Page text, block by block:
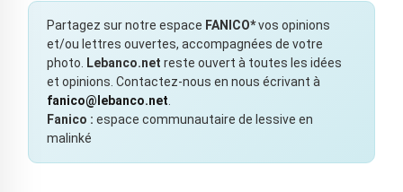
Partagez sur notre espace FANICO*vos opinions
et/ou lettres ouvertes, accompagnées de votre
photo.
Lebanco.net reste ouvert à toutes les idées
et opinions. Contactez-nous en nous écrivant à
fanico@lebanco.net
Fanico : espace communautaire de lessive en
malinké